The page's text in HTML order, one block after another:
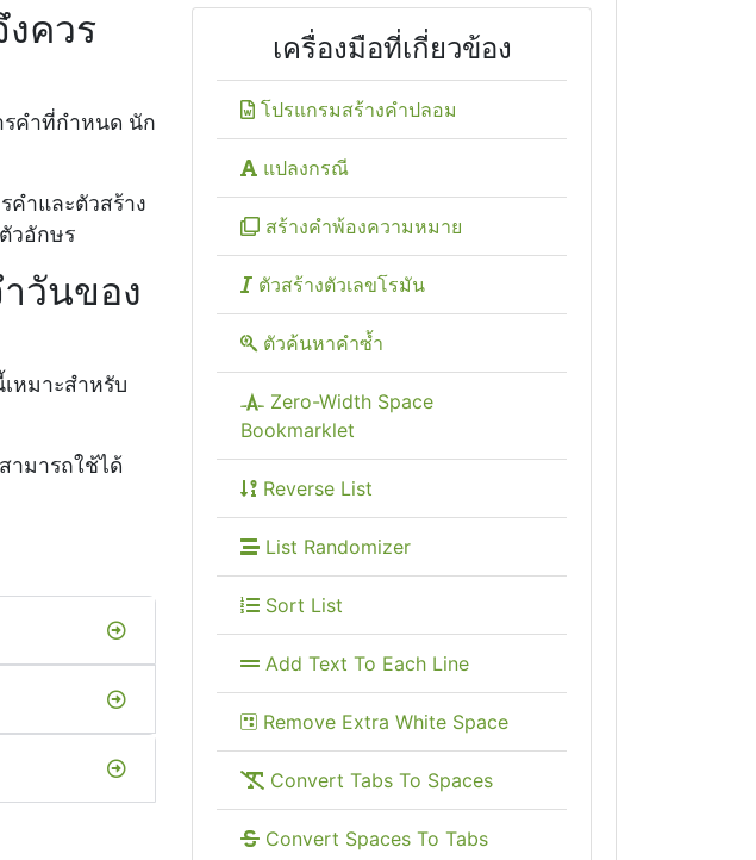
ควร
รคำที่กำหนด นัก
คำและตัวสร้าง
วอักษร
วันของ
หมาะสำหรับ
ามารถใช้ได้
เครื่องมือที่เกี่ยวข้อง
โปรแกรมสร้างคำปลอม
แปลงกรณี
สร้างคำพ้องความหมาย
ตัวสร้างตัวเลขโรมัน
ตัวค้นหาคำซ้ำ
Zero-Width Space
Bookmarklet
Reverse List
List Randomizer
Sort List
Add Text To Each Line
Remove Extra White Space
Convert Tabs To Spaces
Convert Spaces To Tabs